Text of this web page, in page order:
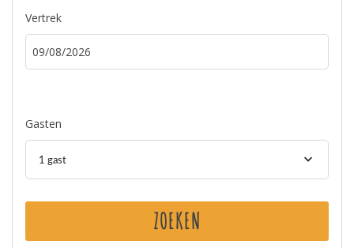
Vertrek
Gasten
1 gast
ZOEKEN